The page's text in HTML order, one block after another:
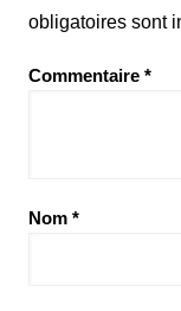
obligatoires sont
Commentaire *
Nom *